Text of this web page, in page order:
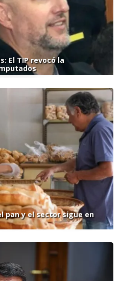
El TIP revocó la
pan y el sector sigue en